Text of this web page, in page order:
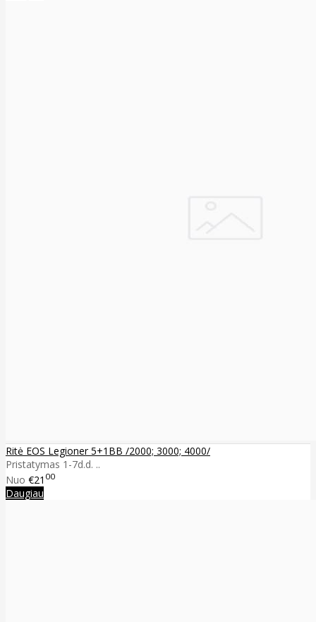
Ritė EOS Legioner 5+1BB /2000; 3000; 4000/
Pristatymas 1-7d.d. ..
Nuo €21 00
Daugiau